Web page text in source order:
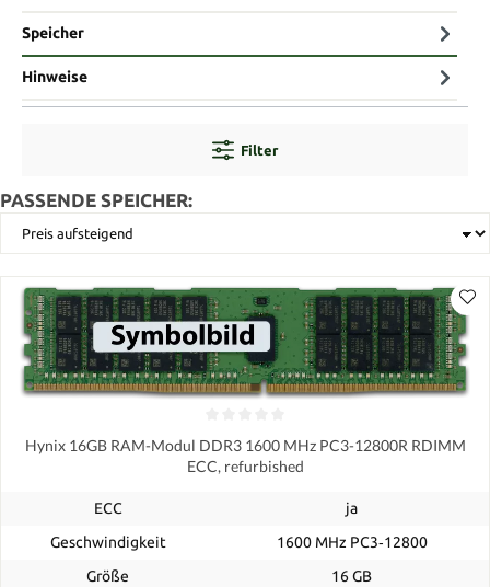
Speicher
Hinweise
Filter
PASSENDE SPEICHER:
Hynix 16GB RAM-Modul DDR3 1600 MHz PC3-12800R RDIMM
ECC, refurbished
ECC
ja
Geschwindigkeit
1600 MHz PC3‑12800
Größe
16 GB